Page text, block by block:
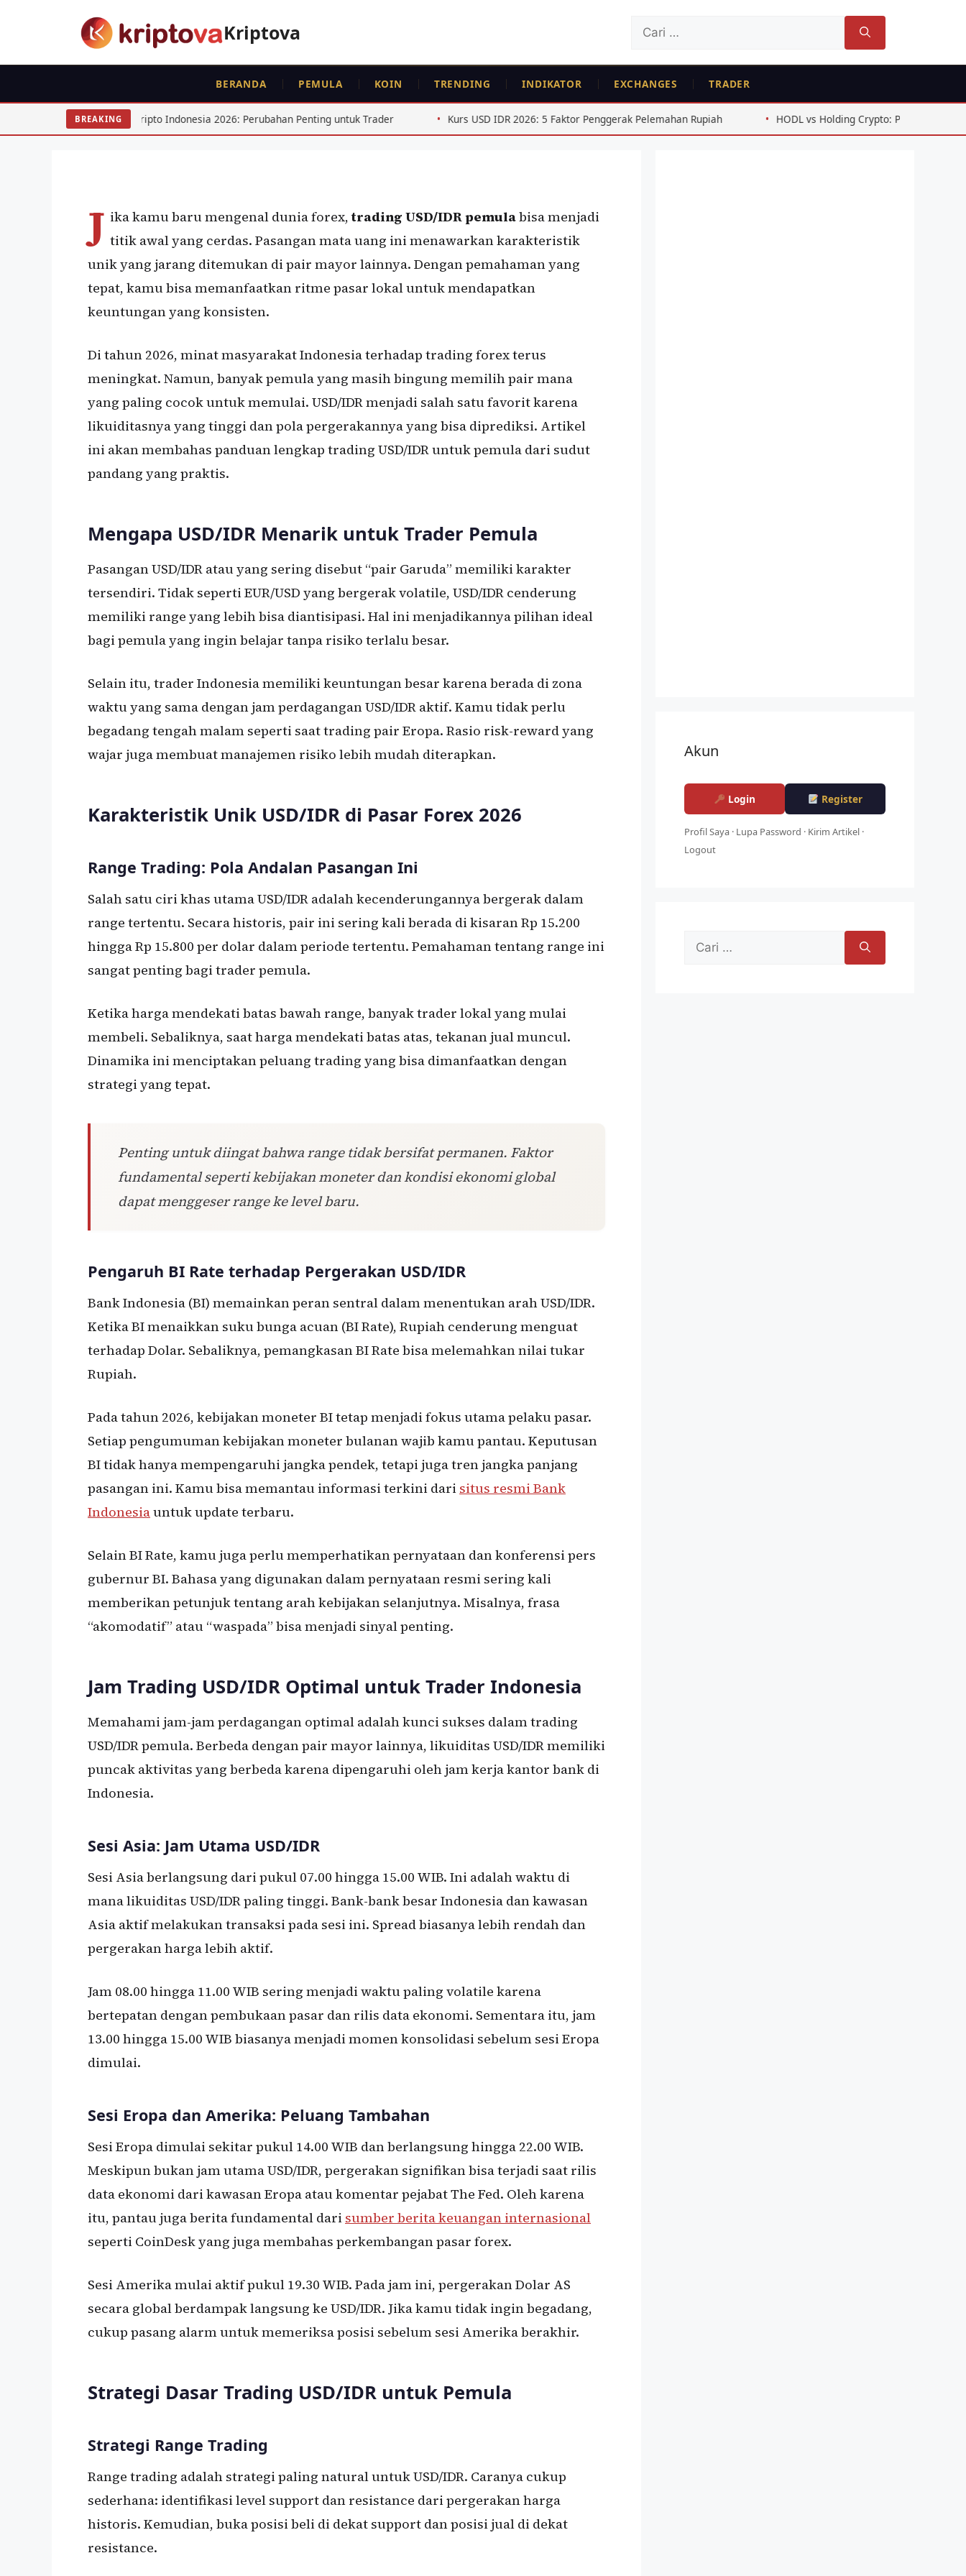
Kriptova
Cari
BERANDA PEMULA KOIN TRENDING INDIKATOR EXCHANGES TRADER
BREAKING
Kripto Indonesia 2026: Perubahan Penting untuk Trader Kurs USD IDR 2026: 5 Faktor Penggerak Pelemahan Rupiah HODL vs Holding Crypto: Perbedaan dan Kapan Tepat
FOREX
Trading USD/IDR untuk Pemula: Panduan
Lengkap 2026
J ika kamu baru mengenal dunia forex,trading USD/IDR pemulabisa menjadi
titik awal yang cerdas. Pasangan mata uang ini menawarkan karakteristik
unik yang jarang ditemukan di pair mayor lainnya. Dengan pemahaman yang
tepat, kamu bisa memanfaatkan ritme pasar lokal untuk mendapatkan
keuntungan yang konsisten.
Di tahun 2026, minat masyarakat Indonesia terhadap trading forex terus
meningkat. Namun, banyak pemula yang masih bingung memilih pair mana
yang paling cocok untuk memulai. USD/IDR menjadi salah satu favorit karena
likuiditasnya yang tinggi dan pola pergerakannya yang bisa diprediksi. Artikel
ini akan membahas panduan lengkap trading USD/IDR untuk pemula dari sudut
pandang yang praktis.
Mengapa USD/IDR Menarik untuk Trader Pemula
Pasangan USD/IDR atau yang sering disebut “pair Garuda” memiliki karakter
tersendiri. Tidak seperti EUR/USD yang bergerak volatile, USD/IDR cenderung
memiliki range yang lebih bisa diantisipasi. Hal ini menjadikannya pilihan ideal
bagi pemula yang ingin belajar tanpa risiko terlalu besar.
Selain itu, trader Indonesia memiliki keuntungan besar karena berada di zona
waktu yang sama dengan jam perdagangan USD/IDR aktif. Kamu tidak perlu
begadang tengah malam seperti saat trading pair Eropa. Rasio risk-reward yang
wajar juga membuat manajemen risiko lebih mudah diterapkan.
Karakteristik Unik USD/IDR di Pasar Forex 2026
Range Trading: Pola Andalan Pasangan Ini
Salah satu ciri khas utama USD/IDR adalah kecenderungannya bergerak dalam
range tertentu. Secara historis, pair ini sering kali berada di kisaran Rp 15.200
hingga Rp 15.800 per dolar dalam periode tertentu. Pemahaman tentang range ini
sangat penting bagi trader pemula.
Ketika harga mendekati batas bawah range, banyak trader lokal yang mulai
membeli. Sebaliknya, saat harga mendekati batas atas, tekanan jual muncul.
Dinamika ini menciptakan peluang trading yang bisa dimanfaatkan dengan
strategi yang tepat.
Penting untuk diingat bahwa range tidak bersifat permanen. Faktor
fundamental seperti kebijakan moneter dan kondisi ekonomi global
dapat menggeser range ke level baru.
Pengaruh BI Rate terhadap Pergerakan USD/IDR
Bank Indonesia (BI) memainkan peran sentral dalam menentukan arah USD/IDR.
Ketika BI menaikkan suku bunga acuan (BI Rate), Rupiah cenderung menguat
terhadap Dolar. Sebaliknya, pemangkasan BI Rate bisa melemahkan nilai tukar
Rupiah.
Pada tahun 2026, kebijakan moneter BI tetap menjadi fokus utama pelaku pasar.
Setiap pengumuman kebijakan moneter bulanan wajib kamu pantau. Keputusan
BI tidak hanya mempengaruhi jangka pendek, tetapi juga tren jangka panjang
pasangan ini. Kamu bisa memantau informasi terkini dari situs resmi Bank
Indonesiauntuk update terbaru.
Selain BI Rate, kamu juga perlu memperhatikan pernyataan dan konferensi pers
gubernur BI. Bahasa yang digunakan dalam pernyataan resmi sering kali
memberikan petunjuk tentang arah kebijakan selanjutnya. Misalnya, frasa
“akomodatif” atau “waspada” bisa menjadi sinyal penting.
Jam Trading USD/IDR Optimal untuk Trader Indonesia
Memahami jam-jam perdagangan optimal adalah kunci sukses dalam trading
USD/IDR pemula. Berbeda dengan pair mayor lainnya, likuiditas USD/IDR memiliki
puncak aktivitas yang berbeda karena dipengaruhi oleh jam kerja kantor bank di
Indonesia.
Sesi Asia: Jam Utama USD/IDR
Sesi Asia berlangsung dari pukul 07.00 hingga 15.00 WIB. Ini adalah waktu di
mana likuiditas USD/IDR paling tinggi. Bank-bank besar Indonesia dan kawasan
Asia aktif melakukan transaksi pada sesi ini. Spread biasanya lebih rendah dan
pergerakan harga lebih aktif.
Jam 08.00 hingga 11.00 WIB sering menjadi waktu paling volatile karena
bertepatan dengan pembukaan pasar dan rilis data ekonomi. Sementara itu, jam
13.00 hingga 15.00 WIB biasanya menjadi momen konsolidasi sebelum sesi Eropa
dimulai.
Sesi Eropa dan Amerika: Peluang Tambahan
Sesi Eropa dimulai sekitar pukul 14.00 WIB dan berlangsung hingga 22.00 WIB.
Meskipun bukan jam utama USD/IDR, pergerakan signifikan bisa terjadi saat rilis
data ekonomi dari kawasan Eropa atau komentar pejabat The Fed. Oleh karena
itu, pantau juga berita fundamental dari sumber berita keuangan internasional
seperti CoinDesk yang juga membahas perkembangan pasar forex.
Sesi Amerika mulai aktif pukul 19.30 WIB. Pada jam ini, pergerakan Dolar AS
secara global berdampak langsung ke USD/IDR. Jika kamu tidak ingin begadang,
cukup pasang alarm untuk memeriksa posisi sebelum sesi Amerika berakhir.
Strategi Dasar Trading USD/IDR untuk Pemula
Strategi Range Trading
Range trading adalah strategi paling natural untuk USD/IDR. Caranya cukup
sederhana: identifikasi level support dan resistance dari pergerakan harga
historis. Kemudian, buka posisi beli di dekat support dan posisi jual di dekat
resistance.
Akun
Login Register
Profil Saya · Lupa Password · Kirim Artikel ·
Logout
Cari